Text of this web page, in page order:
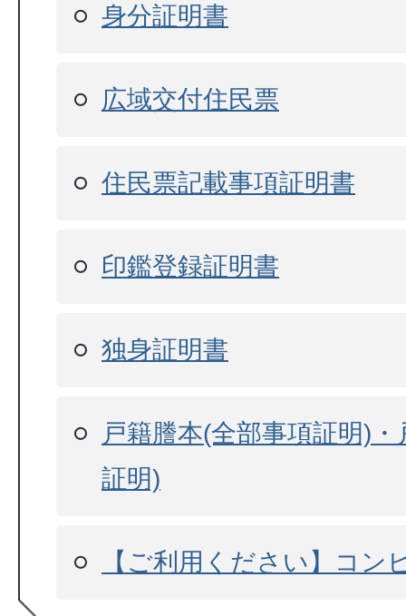
身分証明書
広域交付住民票
住民票記載事項証明書
印鑑登録証明書
独身証明書
戸籍謄本(全部事項証明)
証明)
【ご利用ください】コン